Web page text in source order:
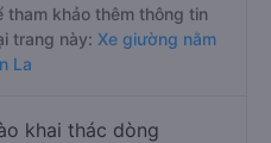
tham khảo thêm thông tin
trang này: Xe giường nằm
La
khai thác dòng